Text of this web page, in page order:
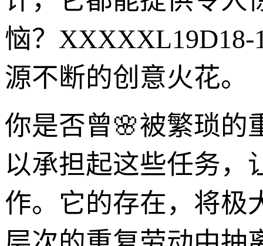
恼？
源不断的创意火花。
你是否曾🌸被繁琐的
以承担起这些任务，
作。它的存在，将极